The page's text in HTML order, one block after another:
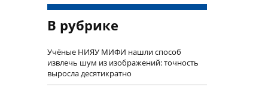
В рубрике
Учëные НИЯУ МИФИ нашли способ
извлечь шум из изображений: точность
выросла десятикратно